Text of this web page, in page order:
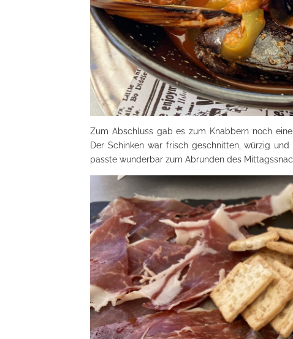
Zum Abschluss gab es zum Knabbern noch
Der Schinken war frisch geschnitten, würzig
passte wunderbar zum Abrunden des